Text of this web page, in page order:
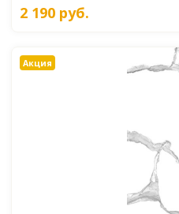
2 190 руб.
Акция